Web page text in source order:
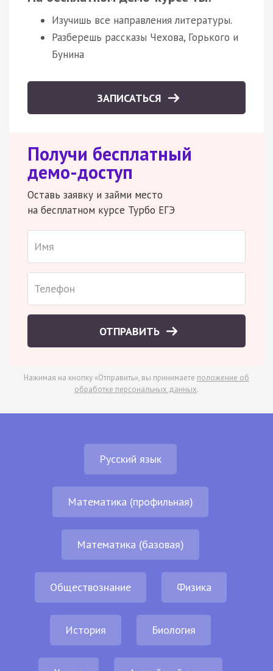
Изучишь все направления литературы.
Разберешь рассказы Чехова, Горького и
Бунина
ЗАПИСАТЬСЯ
Получи бесплатный
демо-доступ
Оставь заявку и займи место
на бесплатном курсе Турбо ЕГЭ
ОТПРАВИТЬ
Нажимая на кнопку «Отправить», вы принимаете положение об
обработке персональных данных.
Русский язык
Математика (профильная)
Математика (базовая)
Обществознание Физика
История Биология